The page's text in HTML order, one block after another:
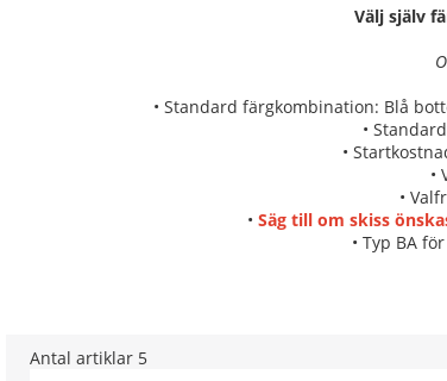
Välj själv
• Standard färgkombination: Blå
•
•
•
•
• Säg till om skiss
• Typ BA
Antal artiklar 5